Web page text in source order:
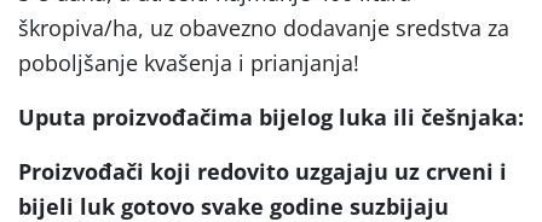
škropiva/ha, uz obavezno dodavanje sredstva za
poboljšanje kvašenja i prianjanja!
Uputa proizvođačima bijelog luka ili češnjaka:
Proizvođači koji redovito uzgajaju uz crveni i
bijeli luk gotovo svake godine suzbijaju